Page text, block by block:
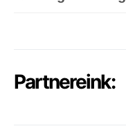
Partnereink: